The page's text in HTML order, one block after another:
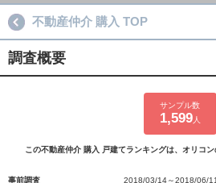
不動産仲介 購入 TOP
調査概要
サンプル数
1,599人
この不動産仲介 購入 戸建てランキングは、オリコン
事前調査 2018/03/14～2018/06/11